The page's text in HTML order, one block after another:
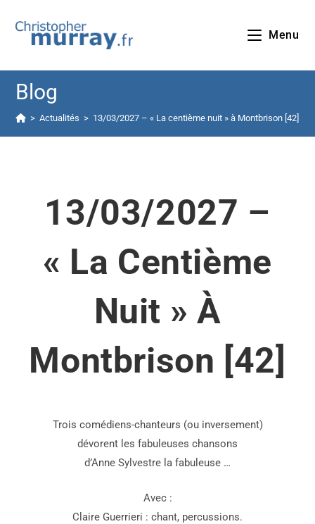
Menu
Blog
> Actualités > 13/03/2027 – « La centième nuit » à Montbrison [42]
13/03/2027 –
« La Centième
Nuit » À
Montbrison [42]
Trois comédiens-chanteurs (ou inversement)
dévorent les fabuleuses chansons
d’Anne Sylvestre la fabuleuse …
Avec :
Claire Guerrieri : chant, percussions.